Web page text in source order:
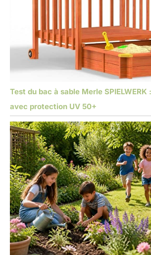
Test du bac à sable Merle SPIELWERK
avec protection UV 50+